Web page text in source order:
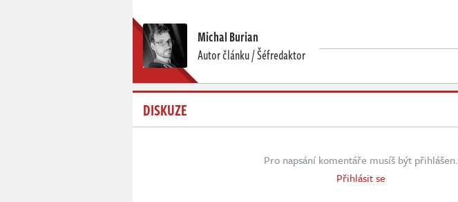
Michal Burian
Autor článku / Šéfredaktor
DISKUZE
Pro napsání komentáře musíš být přihlášen.
Přihlásit se